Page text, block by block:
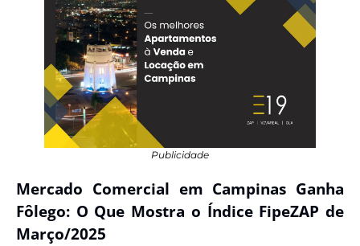
Publicidade
Mercado Comercial em Campinas Ganha
Fôlego: O Que Mostra o Índice FipeZAP de
Março/2025